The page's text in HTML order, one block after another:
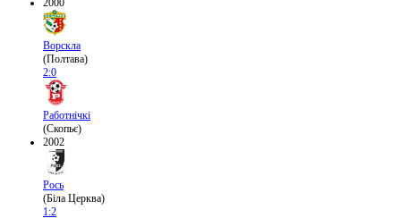
2000
Ворскла
(Полтава)
2:0
Работнічкі
(Скопьє)
2002
Рось
(Біла Церква)
1:2